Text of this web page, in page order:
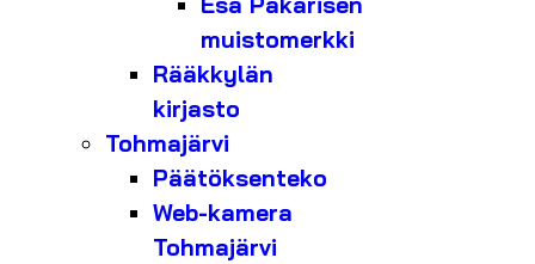
muistomerkki
Rääkkylän
kirjasto
Tohmajärvi
Päätöksenteko
Web-kamera
Tohmajärvi